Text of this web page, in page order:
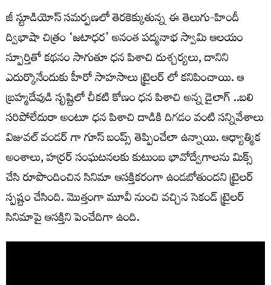
జీ స్టూడియోస్‌ సమర్పణలో తెరకెక్కుతున్న ఈ తెలుగు-హిందీ
ద్విభాషా చిత్రం ‘జటాధర’ అనంత పద్మనాభ స్వామి ఆలయం
స్పూర్తితో కథనం సాగుతూ ధన పిశాచి దుశ్చర్యలు, దానిని
ఎదుర్కొనేందుకు హీరో సాహసాలు ట్రైలర్ లో కనిపించాయి. ఆ
బ్రహ్మదేవుడి సృష్టిలో చీకటి కోణం ధన పిశాచి అన్న డైలాగ్ ..బలి
సరిపోలేదురా అంటూ ధన పిశాచి దాడికి దిగడం వంటి సన్నివేశాలు
విజువల్ వండర్ గా గూస్ బంప్స్ తెప్పించేలా ఉన్నాయి. ఆధ్యాత్మిక
అంశాలు, హర్రర్ సంఘటనలకు కుటుంబ భావోద్వేగాలను మిక్స్
చేసి రూపొందించిన సినిమా ఆసక్తికరంగా ఉండబోతుందని ట్రైలర్
స్పష్టం చేసింది. మొత్తంగా మూవీ నుంచి వచ్చిన సెకండ్ ట్రైలర్
సినిమాపై ఆసక్తిని పెంచేదిగా ఉంది.